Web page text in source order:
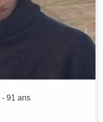
- 91 ans